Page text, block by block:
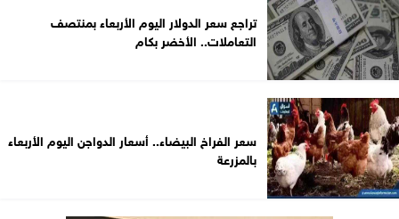
تراجع سعر الدولار اليوم الأربعاء بمنتصف
التعاملات.. الأخضر بكام
سعر الفراخ البيضاء.. أسعار الدواجن اليوم الأربعاء
بالمزرعة